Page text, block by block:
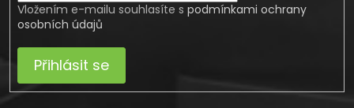
Vložením e-mailu souhlasíte s podmínkami ochrany
osobních údajů
Přihlásit se